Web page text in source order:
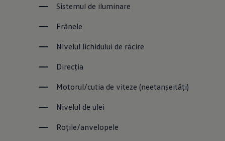
Sistemul de iluminare
Frânele
Nivelul lichidului de răcire
Direcția
Motorul/cutia de viteze (neetanșeități)
Nivelul de ulei
Roțile/anvelopele